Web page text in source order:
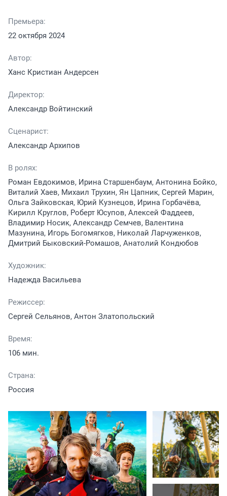
Премьера:
22 октября 2024
Автор:
Ханс Кристиан Андерсен
Директор:
Александр Войтинский
Сценарист:
Александр Архипов
В ролях:
Роман Евдокимов, Ирина Старшенбаум, Антонина Бойко,
Виталий Хаев, Михаил Трухин, Ян Цапник, Сергей Марин,
Ольга Зайковская, Юрий Кузнецов, Ирина Горбачёва,
Кирилл Круглов, Роберт Юсупов, Алексей Фаддеев,
Владимир Носик, Александр Семчев, Валентина
Мазунина, Игорь Богомягков, Николай Ларчуженков,
Дмитрий Быковский-Ромашов, Анатолий Кондюбов
Художник:
Надежда Васильева
Режиссер:
Сергей Сельянов, Антон Златопольский
Время:
106 мин.
Страна:
Россия